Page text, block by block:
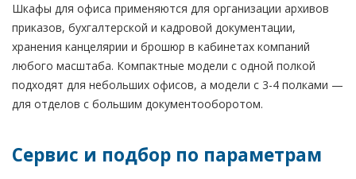
Шкафы для офиса применяются для организации архивов
приказов, бухгалтерской и кадровой документации,
хранения канцелярии и брошюр в кабинетах компаний
любого масштаба. Компактные модели с одной полкой
подходят для небольших офисов, а модели с 3-4 полками —
для отделов с большим документооборотом.
Сервис и подбор по параметрам